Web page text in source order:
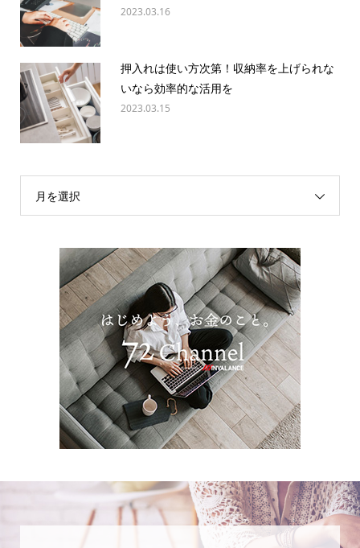
2023.03.16
押入れは使い方次第！収納率を上げられな
いなら効率的な活用を
2023.03.15
月を選択